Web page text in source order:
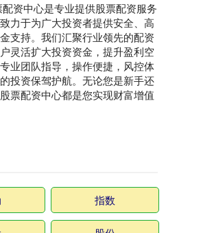
资中心是专业提供股票配资服务
力于为广大投资者提供安全、高
支持。我们汇聚行业领先的配资
灵活扩大投资资金，提升盈利空
业团队指导，操作便捷，风控体
投资保驾护航。无论您是新手还
票配资中心都是您实现财富增值
指数